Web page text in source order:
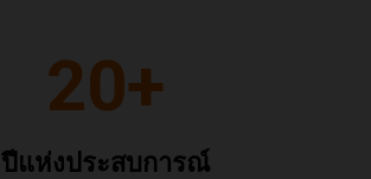
20+
ปีแห่งประสบการณ์